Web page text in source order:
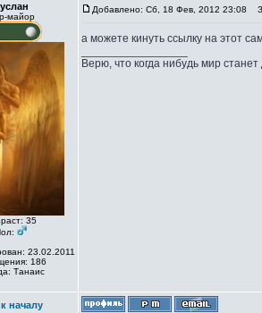
майор
35
23.02.2011
186
Танаис
Добавлено: Сб, 18 Фев, 2012 23:08
а можете кинуть ссылку на этот
Верю, что когда нибудь мир
началу